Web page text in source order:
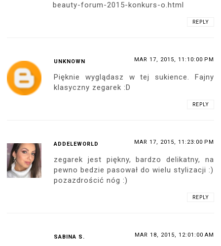
beauty-forum-2015-konkurs-o.html
REPLY
UNKNOWN MAR 17, 2015, 11:10:00 PM
Pięknie wyglądasz w tej sukience. Fajny
klasyczny zegarek :D
REPLY
ADDELEWORLD MAR 17, 2015, 11:23:00 PM
zegarek jest piękny, bardzo delikatny, na
pewno bedzie pasował do wielu stylizacji :)
pozazdrościć nóg :)
REPLY
SABINA S. MAR 18, 2015, 12:01:00 AM